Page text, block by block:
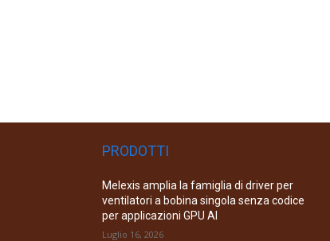
PRODOTTI
Melexis amplia la famiglia di driver per
ventilatori a bobina singola senza codice
per applicazioni GPU AI
Luglio 16, 2026